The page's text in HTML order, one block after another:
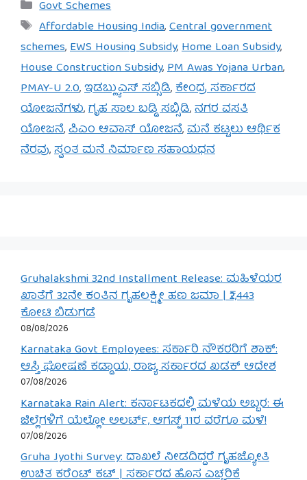
Categories
Govt Schemes
Tags
Affordable Housing India,Central government
schemes,EWS Housing Subsidy,Home Loan Subsidy,
House Construction Subsidy,PM Awas Yojana Urban,
PMAY-U 2.0,ಇಡಬ್ಲ್ಯುಎಸ್ ಸಬ್ಸಿಡಿ,ಕೇಂದ್ರ ಸರ್ಕಾರದ
ಯೋಜನೆಗಳು,ಗೃಹ ಸಾಲ ಬಡ್ಡಿ ಸಬ್ಸಿಡಿ,ನಗರ ವಸತಿ
ಯೋಜನೆ,ಪಿಎಂ ಆವಾಸ್ ಯೋಜನೆ,ಮನೆ ಕಟ್ಟಲು ಆರ್ಥಿಕ
ನೆರವು,ಸ್ವಂತ ಮನೆ ನಿರ್ಮಾಣ ಸಹಾಯಧನ
Gruhalakshmi 32nd Installment Release: ಮಹಿಳೆಯರ
ಖಾತೆಗೆ 32ನೇ ಕಂತಿನ ಗೃಹಲಕ್ಷ್ಮೀ ಹಣ ಜಮಾ | ₹2,443
ಕೋಟಿ ಬಿಡುಗಡೆ
08/08/2026
Karnataka Govt Employees: ಸರ್ಕಾರಿ ನೌಕರರಿಗೆ ಶಾಕ್:
ಆಸ್ತಿ ಘೋಷಣೆ ಕಡ್ಡಾಯ, ರಾಜ್ಯ ಸರ್ಕಾರದ ಖಡಕ್ ಆದೇಶ
07/08/2026
Karnataka Rain Alert: ಕರ್ನಾಟಕದಲ್ಲಿ ಮಳೆಯ ಅಬ್ಬರ: ಈ
ಜಿಲ್ಲೆಗಳಿಗೆ ಯೆಲ್ಲೋ ಅಲರ್ಟ್, ಆಗಸ್ಟ್ 11ರ ವರೆಗೂ ಮಳೆ!
07/08/2026
Gruha Jyothi Survey: ದಾಖಲೆ ನೀಡದಿದ್ದರೆ ಗೃಹಜ್ಯೋತಿ
ಉಚಿತ ಕರೆಂಟ್ ಕಟ್ | ಸರ್ಕಾರದ ಹೊಸ ಎಚ್ಚರಿಕೆ